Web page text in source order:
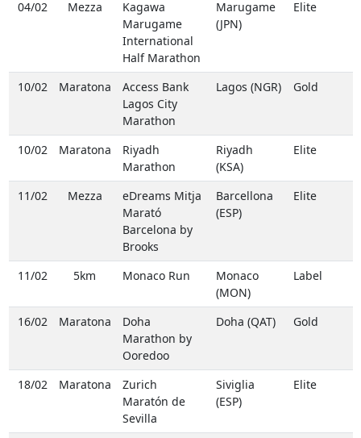
04/02 Mezza
Kagawa
Marugame
International
Half Marathon
Marugame
(JPN)
Elite
10/02 Maratona
Access Bank
Lagos City
Marathon
Lagos (NGR) Gold
10/02 Maratona
Riyadh
Marathon
Riyadh
(KSA)
Elite
11/02 Mezza
eDreams Mitja
Marató
Barcelona by
Brooks
Barcellona
(ESP)
Elite
11/02 5km Monaco Run
Monaco
(MON)
Label
16/02 Maratona
Doha
Marathon by
Ooredoo
Doha (QAT) Gold
18/02 Maratona
Zurich
Maratón de
Sevilla
Siviglia
(ESP)
Elite